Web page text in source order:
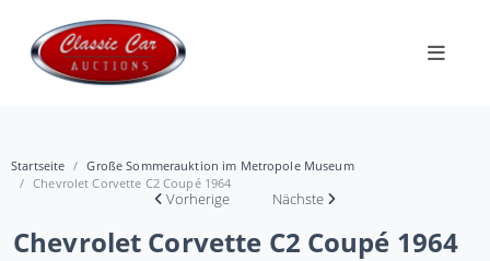
Startseite
Große Sommerauktion im Metropole Museum
Chevrolet Corvette C2 Coupé 1964
Vorherige Nächste
Chevrolet Corvette C2 Coupé 1964